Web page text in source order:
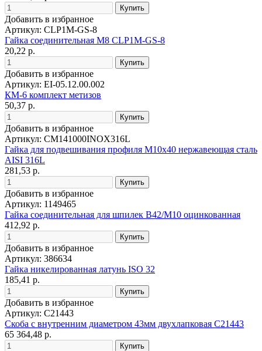
Добавить в избранное
Артикул: CLP1M-GS-8
Гайка соединительная М8 CLP1M-GS-8
20,22 р.
Добавить в избранное
Артикул: EI-05.12.00.002
КМ-6 комплект метизов
50,37 р.
Добавить в избранное
Артикул: CM141000INOX316L
Гайка для подвешивания профиля М10х40 нержавеющая сталь
AISI 316L
281,53 р.
Добавить в избранное
Артикул: 1149465
Гайка соединительная для шпилек B42/M10 оцинкованная
412,92 р.
Добавить в избранное
Артикул: 386634
Гайка никелированная латунь ISO 32
185,41 р.
Добавить в избранное
Артикул: С21443
Скоба с внутренним диаметром 43мм двухлапковая С21443
65 364,48 р.